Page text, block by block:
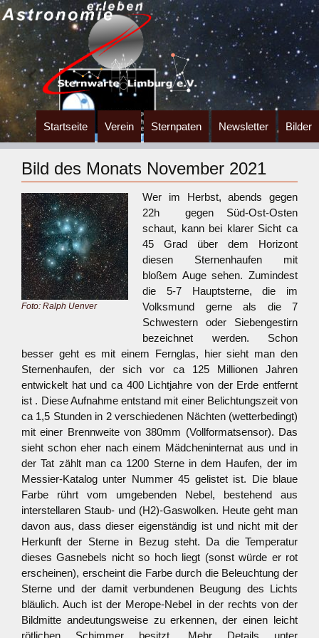
Zum
Inhalt
springen
Startseite Verein Sternpaten Newsletter Bilder
Bild des Monats November 2021
Foto: Ralph Uenver
Wer im Herbst, abends gegen
22h gegen Süd-Ost-Osten
schaut, kann bei klarer Sicht ca
45 Grad über dem Horizont
diesen Sternenhaufen mit
bloßem Auge sehen. Zumindest
die 5-7 Hauptsterne, die im
Volksmund gerne als die 7
Schwestern oder Siebengestirn
bezeichnet werden. Schon
besser geht es mit einem Fernglas, hier sieht man den
Sternenhaufen, der sich vor ca 125 Millionen Jahren
entwickelt hat und ca 400 Lichtjahre von der Erde entfernt
ist . Diese Aufnahme entstand mit einer Belichtungszeit von
ca 1,5 Stunden in 2 verschiedenen Nächten (wetterbedingt)
mit einer Brennweite von 380mm (Vollformatsensor). Das
sieht schon eher nach einem Mädcheninternat aus und in
der Tat zählt man ca 1200 Sterne in dem Haufen, der im
Messier-Katalog unter Nummer 45 gelistet ist. Die blaue
Farbe rührt vom umgebenden Nebel, bestehend aus
interstellaren Staub- und (H2)-Gaswolken. Heute geht man
davon aus, dass dieser eigenständig ist und nicht mit der
Herkunft der Sterne in Bezug steht. Da die Temperatur
dieses Gasnebels nicht so hoch liegt (sonst würde er rot
erscheinen), erscheint die Farbe durch die Beleuchtung der
Sterne und der damit verbundenen Beugung des Lichts
bläulich. Auch ist der Merope-Nebel in der rechts von der
Bildmitte andeutungsweise zu erkennen, der einen leicht
rötlichen Schimmer besitzt. Mehr Details unter